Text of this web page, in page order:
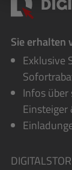
Sie erhalten
Exklusive
Infos